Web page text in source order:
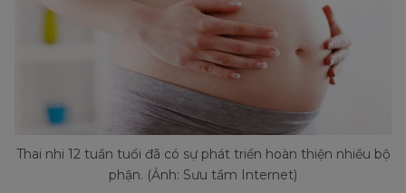
Thai nhi 12 tuần tuổi đã có sự phát triển hoàn thiện nhiều bộ
phận. (Ảnh: Sưu tầm Internet)